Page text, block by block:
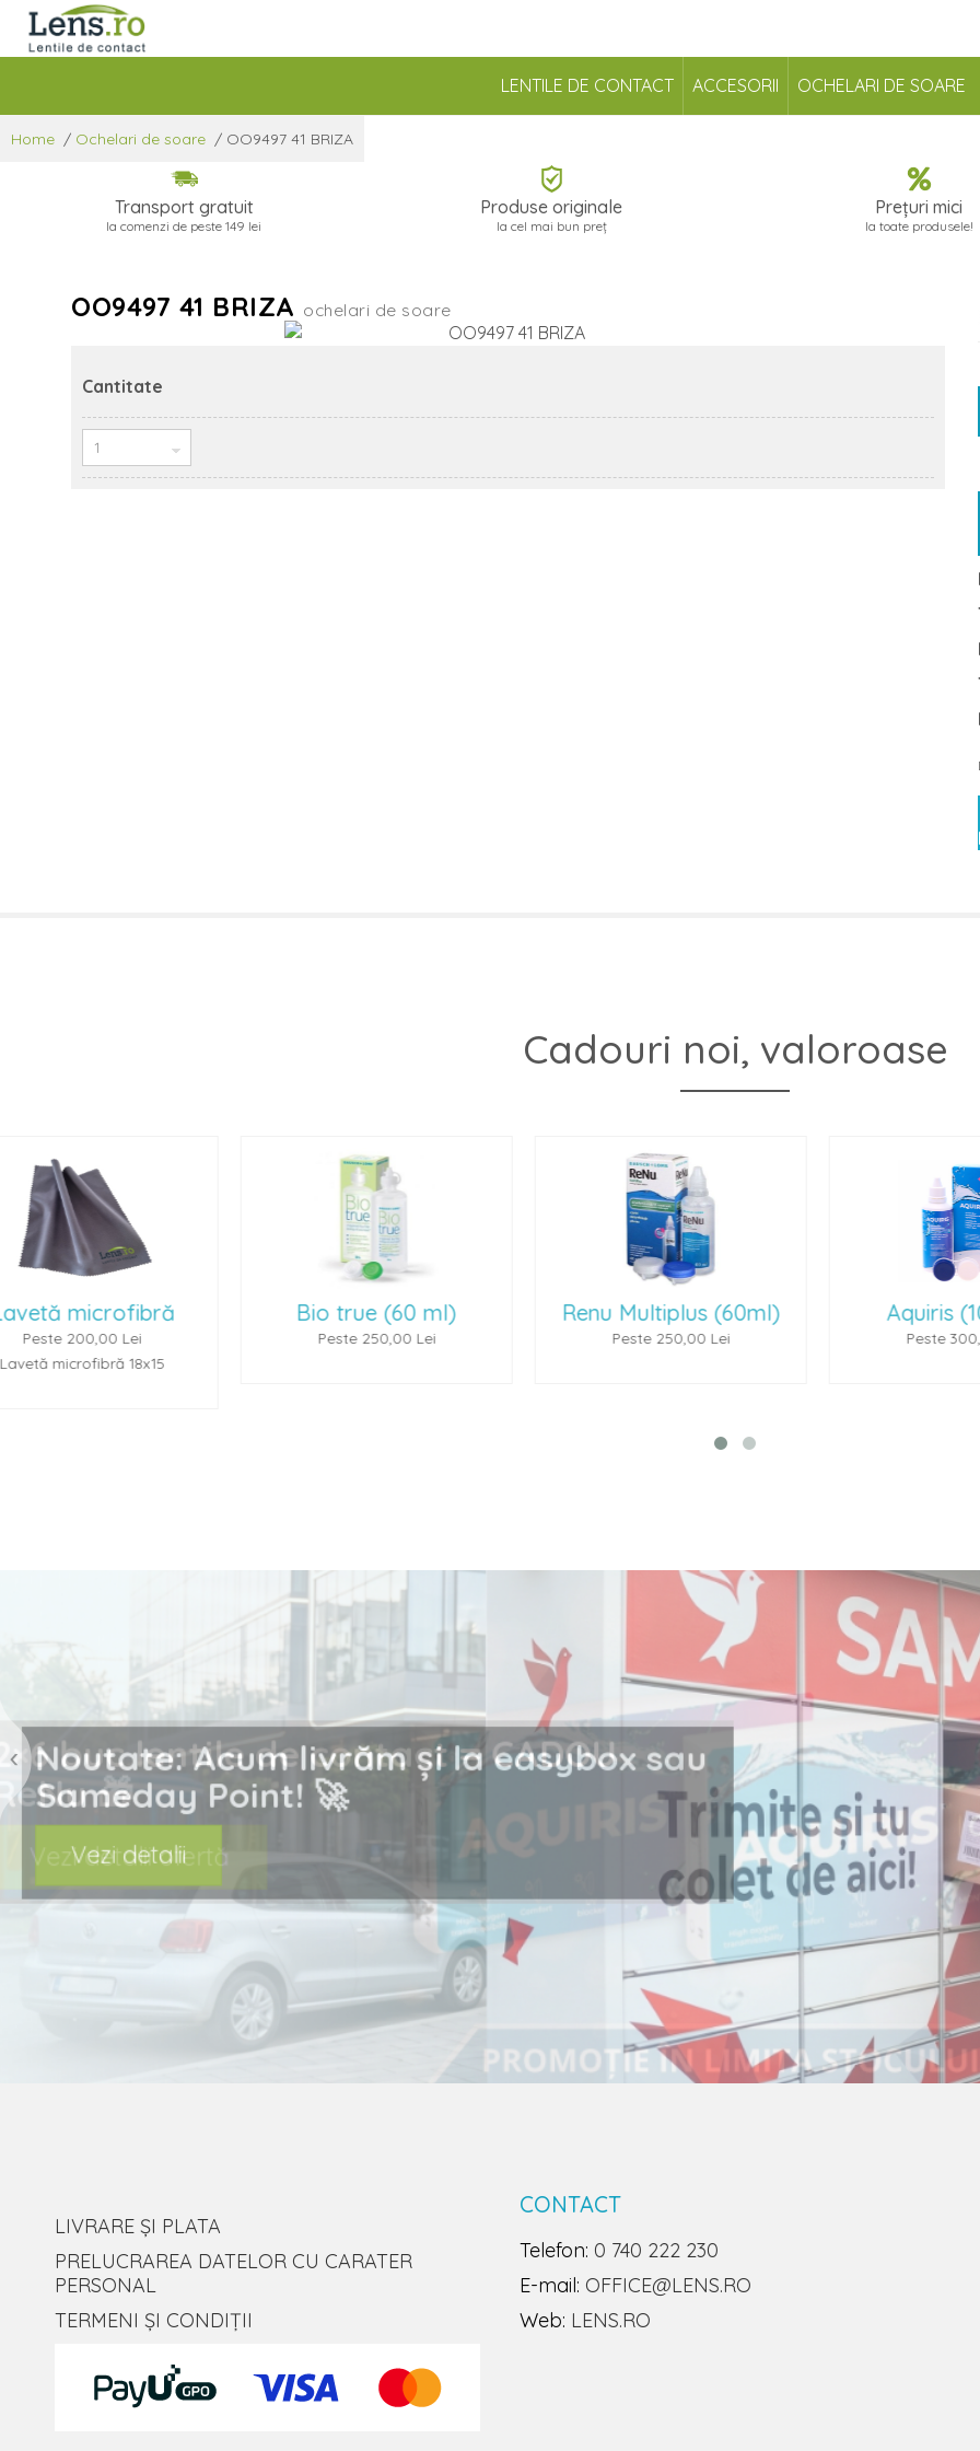
LENTILE DE CONTACT ACCESORII OCHELARI DE SOARE
Home / Ochelari de soare / OO9497 41 BRIZA
Transport gratuit
la comenzi de peste 149 lei
Produse originale
la cel mai bun preț
Prețuri mici
la toate produsele!
OO9497 41 BRIZA ochelari de soare
Cantitate
Cadouri noi, valoroase
Bio true (60 ml)
Peste 250,00 Lei
Renu Multiplus (60ml)
Peste 250,00 Lei
Aquiris (100 ml)
Peste 300,00 Lei
Noutate: Acum livrăm și la easybox sau
Sameday Point! 🚀
Vezi detalii
LIVRARE ȘI PLATA
PRELUCRAREA DATELOR CU CARATER
PERSONAL
TERMENI ȘI CONDIȚII
CONTACT
Telefon: 0 740 222 230
E-mail: OFFICE@LENS.RO
Web: LENS.RO